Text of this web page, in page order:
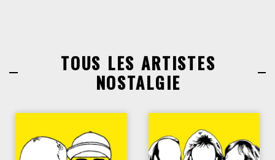
TOUS LES ARTISTES
NOSTALGIE